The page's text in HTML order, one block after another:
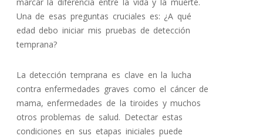
Una de esas preguntas cruciales es: ¿A qué
edad debo iniciar mis pruebas de detección
temprana?
La detección temprana es clave en la lucha
contra enfermedades graves como el cáncer de
mama, enfermedades de la tiroides y muchos
otros problemas de salud. Detectar estas
condiciones en sus etapas iniciales puede